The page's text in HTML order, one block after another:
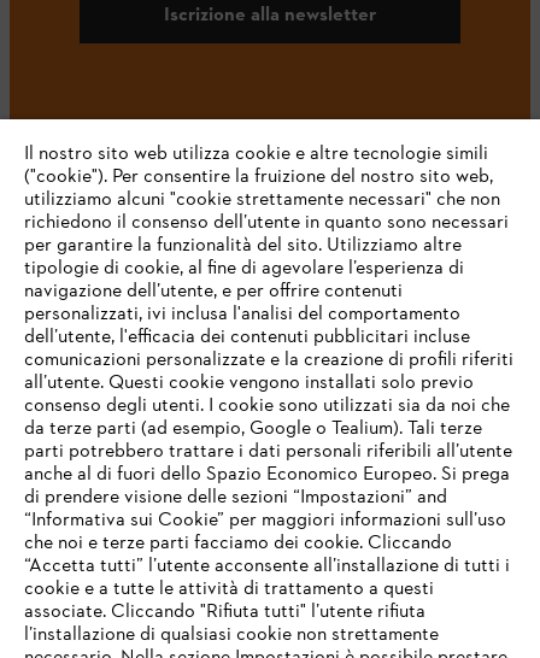
Iscrizione alla newsletter
#STIHL
L’azienda
STIHL FAQ
Service
IHR BROWSER WIRD NICHT
UNTERSTÜTZT
Il nostro sito web utilizza cookie e altre tecnologie simili
("cookie"). Per consentire la fruizione del nostro sito web,
utilizziamo alcuni "cookie strettamente necessari" che non
richiedono il consenso dell’utente in quanto sono necessari
per garantire la funzionalità del sito. Utilizziamo altre
tipologie di cookie, al fine di agevolare l’esperienza di
navigazione dell’utente, e per offrire contenuti
personalizzati, ivi inclusa l'analisi del comportamento
dell’utente, l'efficacia dei contenuti pubblicitari incluse
comunicazioni personalizzate e la creazione di profili riferiti
all’utente. Questi cookie vengono installati solo previo
consenso degli utenti. I cookie sono utilizzati sia da noi che
da terze parti (ad esempio, Google o Tealium). Tali terze
parti potrebbero trattare i dati personali riferibili all’utente
anche al di fuori dello Spazio Economico Europeo. Si prega
di prendere visione delle sezioni “Impostazioni” and
“Informativa sui Cookie” per maggiori informazioni sull’uso
che noi e terze parti facciamo dei cookie. Cliccando
“Accetta tutti” l’utente acconsente all’installazione di tutti i
cookie e a tutte le attività di trattamento a questi
associate. Cliccando "Rifiuta tutti" l’utente rifiuta
l’installazione di qualsiasi cookie non strettamente